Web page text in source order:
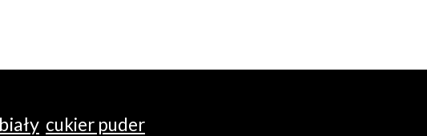
cukier puder